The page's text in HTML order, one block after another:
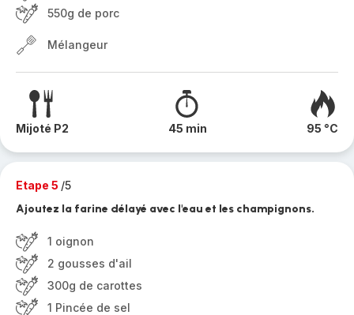
550g de porc
Mélangeur
Mijoté P2 45 min 95 °C
Etape 5 /5
Ajoutez la farine délayé avec l'eau et les champignons.
1 oignon
2 gousses d'ail
300g de carottes
1 Pincée de sel